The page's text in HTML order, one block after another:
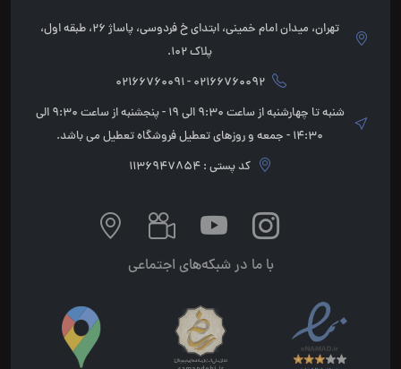
تهران، میدان امام خمینی، ابتدای خ فردوسی، پاساژ 26، طبقه اول،
پلاک 102.
02166760092 - 02166760091
شنبه تا چهارشنبه از ساعت 9:30 الی 19 - پنجشنبه از ساعت 9:30 الی
14:30 - جمعه و روزهای تعطیل فروشگاه تعطیل می باشد.
کد پستی : 1136947854
با ما در شبکه‌های اجتماعی